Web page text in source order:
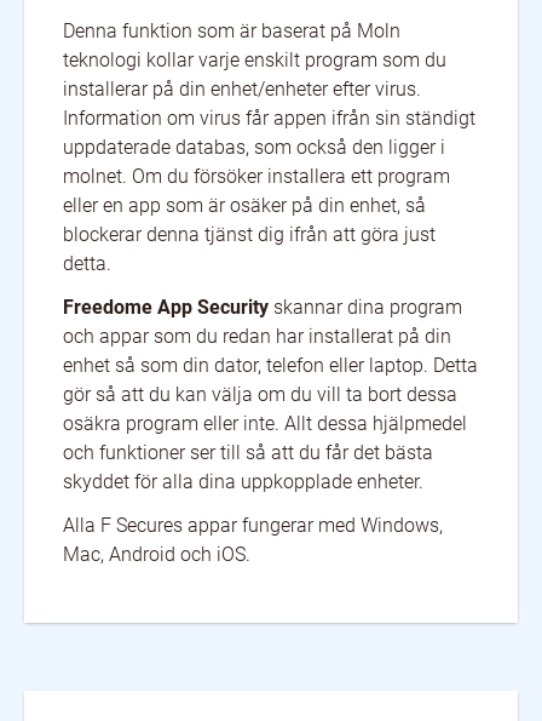
Denna funktion som är baserat på Moln
teknologi kollar varje enskilt program som du
installerar på din enhet/enheter efter virus.
Information om virus får appen ifrån sin ständigt
uppdaterade databas, som också den ligger i
molnet. Om du försöker installera ett program
eller en app som är osäker på din enhet, så
blockerar denna tjänst dig ifrån att göra just
detta.
Freedome App Security skannar dina program
och appar som du redan har installerat på din
enhet så som din dator, telefon eller laptop. Detta
gör så att du kan välja om du vill ta bort dessa
osäkra program eller inte. Allt dessa hjälpmedel
och funktioner ser till så att du får det bästa
skyddet för alla dina uppkopplade enheter.
Alla F Secures appar fungerar med Windows,
Mac, Android och iOS.